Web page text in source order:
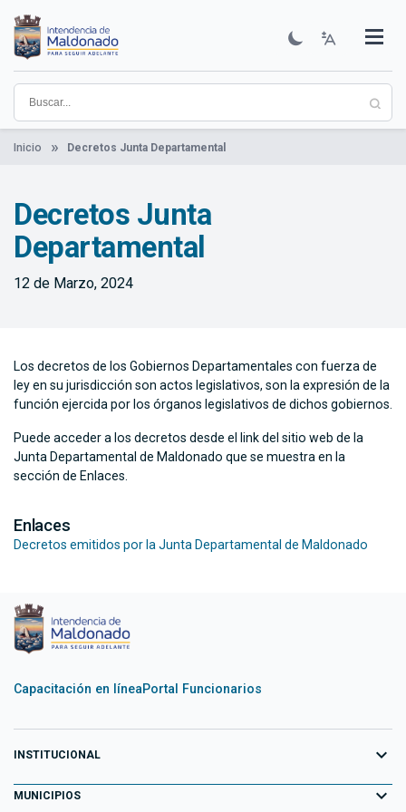
contenido
principal
Institucional
Municipios
Descubre Maldonado
Comunicación
Servicios
Guía De Trámites
Ver Noticias
Inicio Decretos Junta Departamental
Decretos Junta
Departamental
12 de Marzo, 2024
Los decretos de los Gobiernos Departamentales con fuerza de
ley en su jurisdicción son actos legislativos, son la expresión de la
función ejercida por los órganos legislativos de dichos gobiernos.
Puede acceder a los decretos desde el link del sitio web de la
Junta Departamental de Maldonado que se muestra en la
sección de Enlaces.
Enlaces
Decretos emitidos por la Junta Departamental de Maldonado
Capacitación en líneaPortal Funcionarios
INSTITUCIONAL expand_more
Equipo de Gobierno
MUNICIPIOS expand_more